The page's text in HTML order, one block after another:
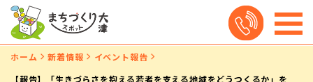
ホーム 新着情報
イベント報告
【報告】「生きづらさを抱える若者を支える地域をどうつくるか」を